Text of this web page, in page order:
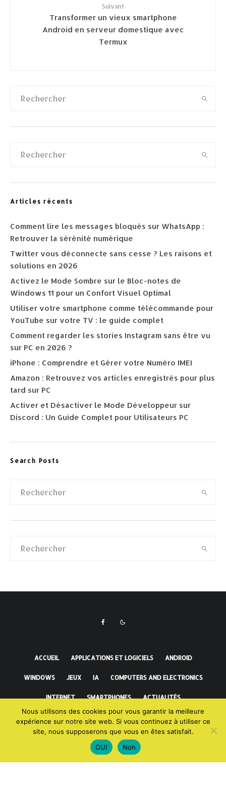
Suivant
Transformer un vieux smartphone
Android en serveur domestique avec
Termux
Articles récents
Comment lire les messages bloqués sur WhatsApp :
Retrouver la sérénité numérique
Twitter vous déconnecte sans cesse ? Les raisons et
solutions en 2026
Activez le Mode Sombre sur le Bloc-notes de
Windows 11 pour un Confort Visuel Optimal
Utiliser votre smartphone comme télécommande pour
YouTube sur votre TV : le guide complet
Comment regarder les stories Instagram sans être vu
sur PC en 2026 ?
iPhone : Comprendre et Gérer votre Numéro IMEI
Amazon : Retrouvez vos articles enregistrés pour plus
tard sur PC
Activer et Désactiver le Mode Développeur sur
Discord : Un Guide Complet pour Utilisateurs PC
Search Posts
ACCUEIL APPLICATIONS ET LOGICIELS ANDROID
WINDOWS JEUX IA COMPUTERS AND ELECTRONICS
INTERNET SMARTPHONES ACTUALITÉS
FAITS INCROYABLES
Nous utilisons des cookies pour vous garantir la meilleure
expérience sur notre site web. Si vous continuez à utiliser ce
site, nous supposerons que vous en êtes satisfait.
OUI
Non